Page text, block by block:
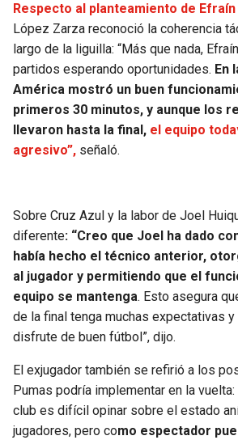
PACKERS
VIKINGS
FALCONS
PANTHERS
BUCCANEERS
TIMBERWOLVES
THUNDER
TRAIL BLAZERS
JAZZ
Respecto al planteamiento de
López Zarza reconoció la coherencia
largo de la liguilla: “Más que nada,
partidos esperando oportunidades. En
América mostró un buen
primeros 30 minutos, y aunque los
llevaron hasta la final, el equipo
agresivo”, señaló.
Sobre Cruz Azul y la labor de Joel
diferente: “Creo que Joel ha dado
había hecho el técnico anterior,
al jugador y permitiendo que el
equipo se mantenga. Esto asegura
de la final tenga muchas expectativas
disfrute de buen fútbol”, dijo.
El exjugador también se refirió a los
Pumas podría implementar en la vuelta:
club es difícil opinar sobre el estado
jugadores, pero como espectador